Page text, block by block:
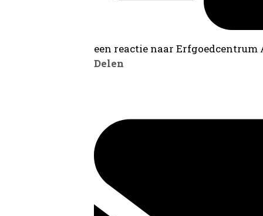
een reactie naar
Delen